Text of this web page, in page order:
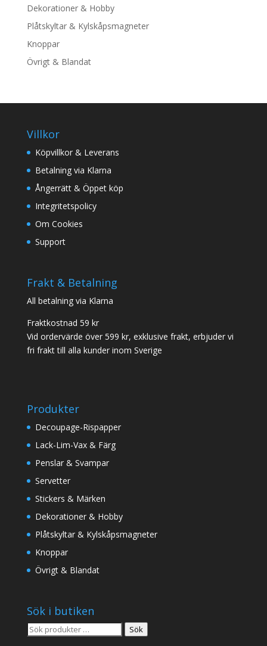
Dekorationer & Hobby
Plåtskyltar & Kylskåpsmagneter
Knoppar
Övrigt & Blandat
Villkor
Köpvillkor & Leverans
Betalning via Klarna
Ångerrätt & Öppet köp
Integritetspolicy
Om Cookies
Support
Frakt & Betalning
All betalning via Klarna
Fraktkostnad 59 kr
Vid ordervärde över 599 kr, exklusive frakt, erbjuder vi
fri frakt till alla kunder inom Sverige
Produkter
Decoupage-Rispapper
Lack-Lim-Vax & Färg
Penslar & Svampar
Servetter
Stickers & Märken
Dekorationer & Hobby
Plåtskyltar & Kylskåpsmagneter
Knoppar
Övrigt & Blandat
Sök i butiken
Sök
Sök